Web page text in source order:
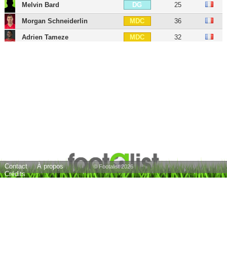
Melvin Bard DG 25
Morgan Schneiderlin MDC 36
Adrien Tameze MDC 32
Jérémie Boga MOC 29
Contact
À propos
Crédits
© Footalist 2026